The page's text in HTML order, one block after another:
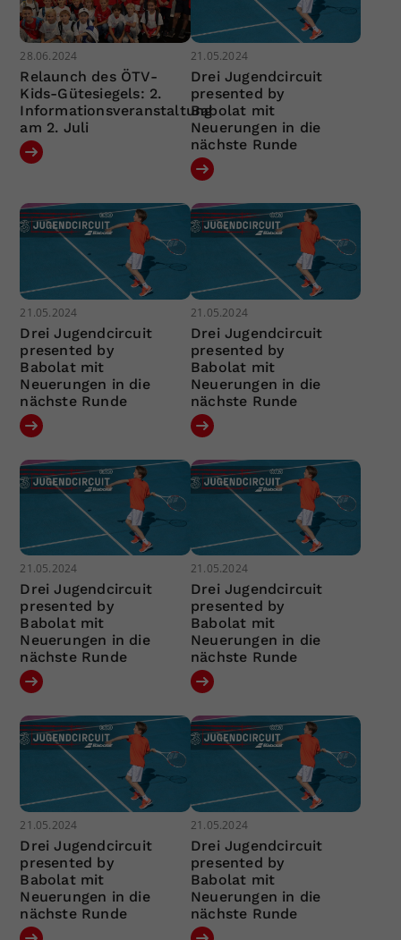
28.06.2024
Relaunch des ÖTV-
Kids-Gütesiegels: 2.
Informationsveranstaltung
am 2. Juli
21.05.2024
Drei Jugendcircuit
presented by
Babolat mit
Neuerungen in die
nächste Runde
21.05.2024
Drei Jugendcircuit
presented by
Babolat mit
Neuerungen in die
nächste Runde
21.05.2024
Drei Jugendcircuit
presented by
Babolat mit
Neuerungen in die
nächste Runde
21.05.2024
Drei Jugendcircuit
presented by
Babolat mit
Neuerungen in die
nächste Runde
21.05.2024
Drei Jugendcircuit
presented by
Babolat mit
Neuerungen in die
nächste Runde
21.05.2024
Drei Jugendcircuit
presented by
Babolat mit
Neuerungen in die
nächste Runde
21.05.2024
Drei Jugendcircuit
presented by
Babolat mit
Neuerungen in die
nächste Runde